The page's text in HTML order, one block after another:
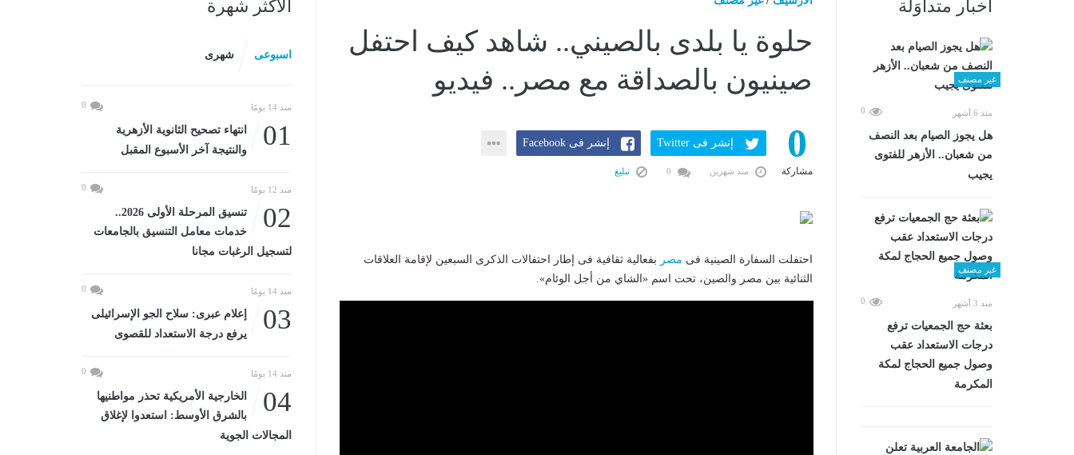
أخبار متداوَلة
غير مصنف
منذ 6 أشهر 0
هل يجوز الصيام بعد النصف
من شعبان.. الأزهر للفتوى
يجيب
غير مصنف
منذ 3 أشهر 0
بعثة حج الجمعيات ترفع
درجات الاستعداد عقب
وصول جميع الحجاج لمكة
المكرمة
حلوة يا بلدى بالصيني.. شاهد كيف احتفل
صينيون بالصداقة مع مصر.. فيديو
0
مشاركة
إنشر فى Twitter إنشر فى Facebook
منذ شهرين تبليغ
احتفلت السفارة الصينية فى مصر بفعالية ثقافية فى إطار احتفالات الذكرى السبعين لإقامة العلاقات
الثنائية بين مصر والصين، تحت اسم «الشاي من أجل الوئام».
الأكثر شهرة
اسبوعى شهرى
منذ 14 يومًا 0
01
انتهاء تصحيح الثانوية الأزهرية
والنتيجة آخر الأسبوع المقبل
منذ 12 يومًا 0
02
تنسيق المرحلة الأولى 2026..
خدمات معامل التنسيق بالجامعات
لتسجيل الرغبات مجانا
منذ 14 يومًا 0
03
إعلام عبرى: سلاح الجو الإسرائيلى
يرفع درجة الاستعداد للقصوى
منذ 14 يومًا 0
04
الخارجية الأمريكية تحذر مواطنيها
بالشرق الأوسط: استعدوا لإغلاق
المجالات الجوية